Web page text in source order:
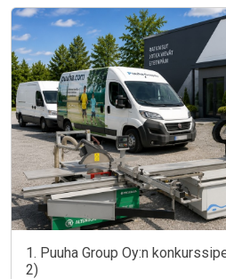
1. Puuha Group Oy:n
2)